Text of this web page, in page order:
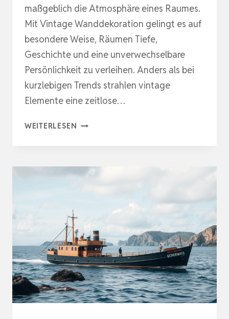
maßgeblich die Atmosphäre eines Raumes.
Mit Vintage Wanddekoration gelingt es auf
besondere Weise, Räumen Tiefe,
Geschichte und eine unverwechselbare
Persönlichkeit zu verleihen. Anders als bei
kurzlebigen Trends strahlen vintage
Elemente eine zeitlose…
WEITERLESEN NOSTALGISCHE
SEELE